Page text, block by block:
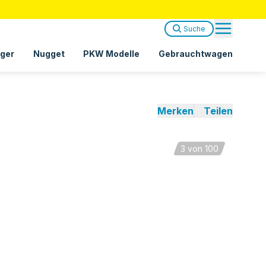
Nugget PKW Modelle Gebrauchtwagen
Suche
Merken Teilen
3 von 100